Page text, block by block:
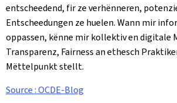
entscheedend, fir ze verhënneren,
Entscheedungen ze huelen. Wann mir
oppassen, kënne mir kollektiv en digitale
Transparenz, Fairness an ethesch
Mëttelpunkt stellt.
Source : OCDE-Blog